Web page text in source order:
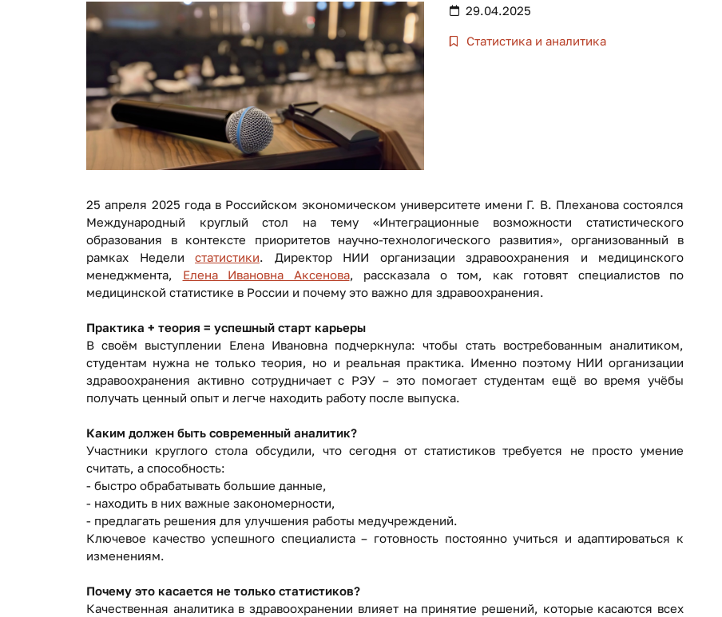
29.04.2025
Статистика и аналитика
25 апреля 2025 года в Российском экономическом университете имени Г. В. Плеханова состоялся
Международный круглый стол на тему «Интеграционные возможности статистического
образования в контексте приоритетов научно-технологического развития», организованный в
рамках Недели статистики. Директор НИИ организации здравоохранения и медицинского
менеджмента, Елена Ивановна Аксенова, рассказала о том, как готовят специалистов по
медицинской статистике в России и почему это важно для здравоохранения.
Практика + теория = успешный старт карьеры
В своём выступлении Елена Ивановна подчеркнула: чтобы стать востребованным аналитиком,
студентам нужна не только теория, но и реальная практика. Именно поэтому НИИ организации
здравоохранения активно сотрудничает с РЭУ – это помогает студентам ещё во время учёбы
получать ценный опыт и легче находить работу после выпуска.
Каким должен быть современный аналитик?
Участники круглого стола обсудили, что сегодня от статистиков требуется не просто умение
считать, а способность:
- быстро обрабатывать большие данные,
- находить в них важные закономерности,
- предлагать решения для улучшения работы медучреждений.
Ключевое качество успешного специалиста – готовность постоянно учиться и адаптироваться к
изменениям.
Почему это касается не только статистиков?
Качественная аналитика в здравоохранении влияет на принятие решений, которые касаются всех